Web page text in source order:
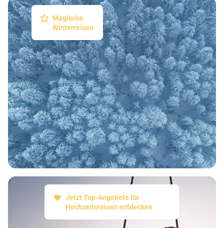
Magische
Winterreisen
Jetzt Top-Angebote für
Hochzeitsreisen entdecken